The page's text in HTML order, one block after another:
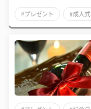
#プレゼント #成人式